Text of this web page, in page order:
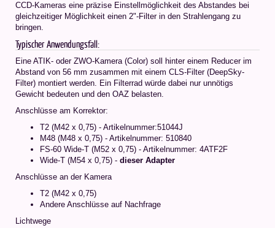
CCD-Kameras eine präzise Einstellmöglichkeit des Abstandes bei
gleichzeitiger Möglichkeit einen 2"-Filter in den Strahlengang zu
bringen.
Typischer Anwendungsfall:
Eine ATIK- oder ZWO-Kamera (Color) soll hinter einem Reducer im
Abstand von 56 mm zusammen mit einem CLS-Filter (DeepSky-
Filter) montiert werden. Ein Filterrad würde dabei nur unnötigs
Gewicht bedeuten und den OAZ belasten.
Anschlüsse am Korrektor:
T2 (M42 x 0,75) - Artikelnummer:51044J
M48 (M48 x 0,75) - Artikelnummer: 510840
FS-60 Wide-T (M52 x 0,75) - Artikelnummer: 4ATF2F
Wide-T (M54 x 0,75) - dieser Adapter
Anschlüsse an der Kamera
T2 (M42 x 0,75)
Andere Anschlüsse auf Nachfrage
Lichtwege